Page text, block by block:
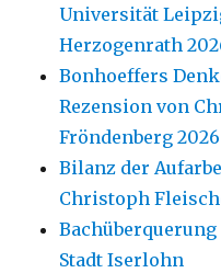
Universität
Herzogenrath
Bonhoeffers
Rezension von
Fröndenberg 2026
Bilanz der
Christoph
Stadt Iserlohn